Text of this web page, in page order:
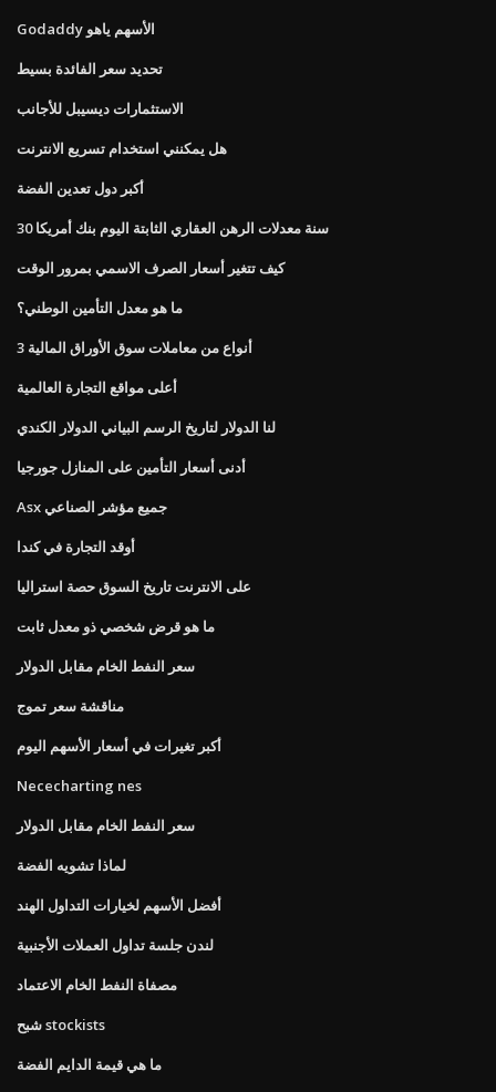
Godaddy الأسهم ياهو
تحديد سعر الفائدة بسيط
الاستثمارات ديسيبل للأجانب
هل يمكنني استخدام تسريع الانترنت
أكبر دول تعدين الفضة
30 سنة معدلات الرهن العقاري الثابتة اليوم بنك أمريكا
كيف تتغير أسعار الصرف الاسمي بمرور الوقت
ما هو معدل التأمين الوطني؟
3 أنواع من معاملات سوق الأوراق المالية
أعلى مواقع التجارة العالمية
لنا الدولار لتاريخ الرسم البياني الدولار الكندي
أدنى أسعار التأمين على المنازل جورجيا
Asx جميع مؤشر الصناعي
أوقد التجارة في كندا
على الانترنت تاريخ السوق حصة استراليا
ما هو قرض شخصي ذو معدل ثابت
سعر النفط الخام مقابل الدولار
مناقشة سعر تموج
أكبر تغيرات في أسعار الأسهم اليوم
Nececharting nes
سعر النفط الخام مقابل الدولار
لماذا تشويه الفضة
أفضل الأسهم لخيارات التداول الهند
لندن جلسة تداول العملات الأجنبية
مصفاة النفط الخام الاعتماد
شبح stockists
ما هي قيمة الدايم الفضة